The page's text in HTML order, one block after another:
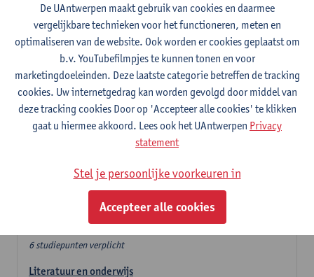
- Optie A : je kiest twee vakdidactieken
- Optie B: je kiest één vakdidactiek en een profilering
In de domeincomponent neem je 60 studiepunten op:
- 1 verplicht algemeen opleidingsonderdeel van 6 studiepunten,
- 24 of 30 studiepunten Nederlands en telkens minimum 6
studiepunten per deeldomein,
- 24 of 30 studiepunten theater- en filmwetenschap.
Verplicht algemeen opleidingsonderdeel
Deze 6 verplichte studiepunten tellen mee in de
domeincomponent van een van de gekozen talen.
Verplicht algemeen opleidingsonderdeel
6 studiepunten verplicht
Literatuur en onderwijs
De UAntwerpen maakt gebruik van cookies en daarmee
vergelijkbare technieken voor het functioneren, meten en
optimaliseren van de website. Ook worden er cookies geplaatst om
b.v. YouTubefilmpjes te kunnen tonen en voor
marketingdoeleinden. Deze laatste categorie betreffen de tracking
cookies. Uw internetgedrag kan worden gevolgd door middel van
deze tracking cookies Door op 'Accepteer alle cookies' te klikken
gaat u hiermee akkoord. Lees ook het UAntwerpen Privacy
statement
Stel je persoonlijke voorkeuren in
Accepteer alle cookies